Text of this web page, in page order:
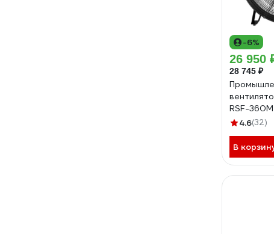
-6%
26 950
28 745 ₽
RSF-
4.6(32)
В